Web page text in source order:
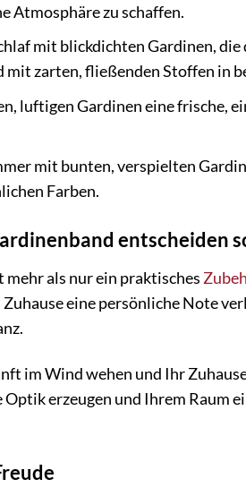
Atmosphäre zu schaffen.
mit blickdichten Gardinen,
zarten, fließenden Stoffen in
luftigen Gardinen eine frische,
mit bunten, verspielten
Farben.
entscheiden
als nur ein praktisches
eine persönliche Note
im Wind wehen und Ihr
erzeugen und Ihrem Raum